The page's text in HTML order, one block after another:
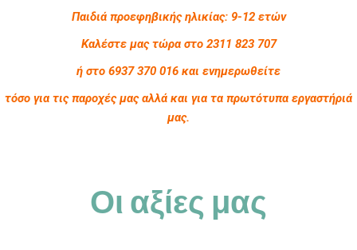
Παιδιά προεφηβικής ηλικίας: 9-12 ετών
Καλέστε μας τώρα στο 2311 823 707
ή στο 6937 370 016 και ενημερωθείτε
τόσο για τις παροχές μας αλλά και για τα πρωτότυπα εργαστήριά
μας.
Οι αξίες μας